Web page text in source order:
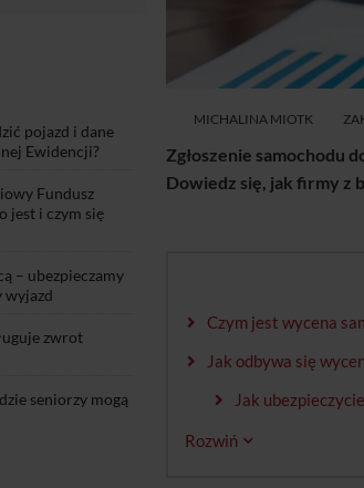
pojazd i dane
Ewidencji?
Fundusz
jest i czym się
– ubezpieczamy
wyjazd
zwrot
seniorzy mogą
MICHALINA MIOTK
Zgłoszenie samochodu
Dowiedz się, jak firmy z
Czym jest wycena
Jak odbywa się
Jak
Rozwiń